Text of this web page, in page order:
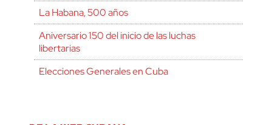
La Habana, 500 años
Aniversario 150 del inicio de las luchas
libertarias
Elecciones Generales en Cuba